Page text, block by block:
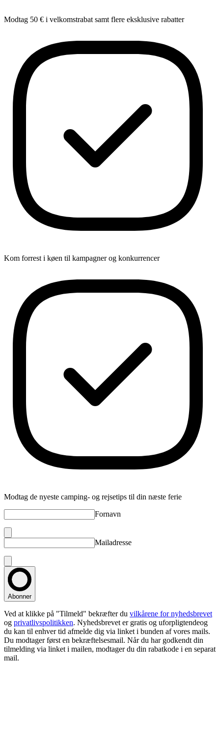
Modtag 50 € i velkomstrabat samt flere eksklusive rabatter
Kom forrest i køen til kampagner og konkurrencer
Modtag de nyeste camping- og rejsetips til din næste ferie
Fornavn
Mailadresse
Abonner
Ved at klikke på "Tilmeld" bekræfter du vilkårene for nyhedsbrevet
og privatlivspolitikken. Nyhedsbrevet er gratis og uforpligtendeog
du kan til enhver tid afmelde dig via linket i bunden af vores mails.
Du modtager først en bekræftelsesmail. Når du har godkendt din
tilmelding via linket i mailen, modtager du din rabatkode i en separat
mail.